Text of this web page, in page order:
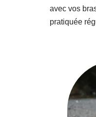
avec vos
pratiquée